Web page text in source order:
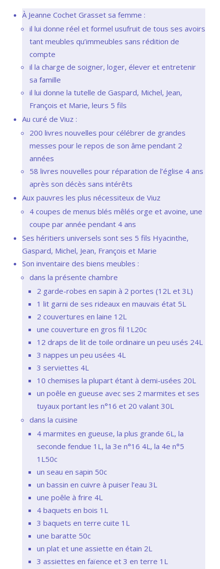
À Jeanne Cochet Grasset sa femme :
il lui donne réel et formel usufruit de tous ses avoirs
tant meubles qu’immeubles sans rédition de
compte
il la charge de soigner, loger, élever et entretenir
sa famille
il lui donne la tutelle de Gaspard, Michel, Jean,
François et Marie, leurs 5 fils
Au curé de Viuz :
200 livres nouvelles pour célébrer de grandes
messes pour le repos de son âme pendant 2
années
58 livres nouvelles pour réparation de l’église 4 ans
après son décès sans intérêts
Aux pauvres les plus nécessiteux de Viuz
4 coupes de menus blés mêlés orge et avoine, une
coupe par année pendant 4 ans
Ses héritiers universels sont ses 5 fils Hyacinthe,
Gaspard, Michel, Jean, François et Marie
Son inventaire des biens meubles :
dans la présente chambre
2 garde-robes en sapin à 2 portes (12L et 3L)
1 lit garni de ses rideaux en mauvais état 5L
2 couvertures en laine 12L
une couverture en gros fil 1L20c
12 draps de lit de toile ordinaire un peu usés 24L
3 nappes un peu usées 4L
3 serviettes 4L
10 chemises la plupart étant à demi-usées 20L
un poêle en gueuse avec ses 2 marmites et ses
tuyaux portant les n°16 et 20 valant 30L
dans la cuisine
4 marmites en gueuse, la plus grande 6L, la
seconde fendue 1L, la 3e n°16 4L, la 4e n°5
1L50c
un seau en sapin 50c
un bassin en cuivre à puiser l’eau 3L
une poêle à frire 4L
4 baquets en bois 1L
3 baquets en terre cuite 1L
une baratte 50c
un plat et une assiette en étain 2L
3 assiettes en faïence et 3 en terre 1L